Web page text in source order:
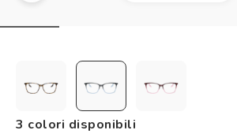
Controllo visivo
Logout
3 colori disponibili